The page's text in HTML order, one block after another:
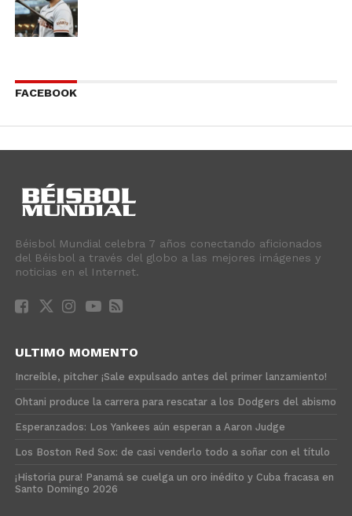
FACEBOOK
Béisbol Mundial celebra 7 años conectando aficionados
del Béisbol a través del globo a las mejores imágenes y
noticias en el Internet.
ULTIMO MOMENTO
Increíble, pitcher ¡Sale expulsado antes del primer lanzamiento!
Ohtani produce la carrera para rescatar a los Dodgers del abismo
Esperanzados: Los Yankees aún esperan a Aaron Judge
Los Boston Red Sox: de casi venderlo todo a soñar con el título
¡Historia pura! Panamá se cuelga un oro inédito y Cuba fracasa en
Santo Domingo 2026